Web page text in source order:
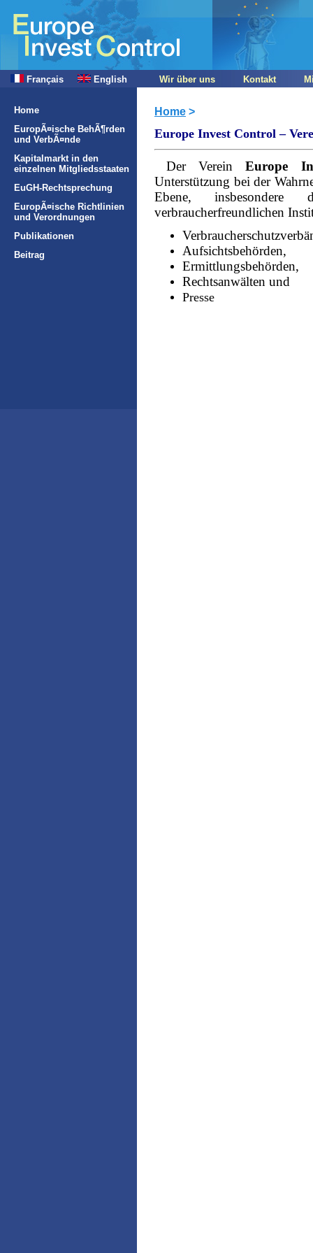
Français English Wir über uns Kontakt
Home
EuropÃ¤ische BehÃ¶rden
und VerbÃ¤nde
Kapitalmarkt in den
einzelnen Mitgliedsstaaten
EuGH-Rechtsprechung
EuropÃ¤ische Richtlinien
und Verordnungen
Publikationen
Beitrag
Home >
Europe Invest Control –
Der VereinEurope
Unterstützung bei der
Ebene,
verbraucherfreundlichen
Aufsichtsbehörden,
Ermittlungsbehörden,
Rechtsanwälten und
Presse